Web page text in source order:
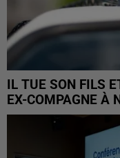
IL TUE SON FILS
EX-COMPAGNE À